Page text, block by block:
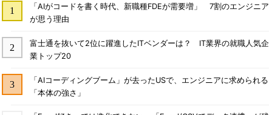
「AIがコードを書く時代、新職種FDEが需要増」 7割のエンジニア
が思う理由
富士通を抜いて2位に躍進したITベンダーは？ IT業界の就職人気企
業トップ20
「AIコーディングブーム」が去ったUSで、エンジニアに求められる
「本体の強さ」